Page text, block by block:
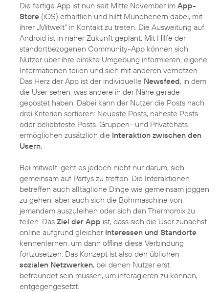
Die fertige App ist nun seit Mitte November im App-
Store (iOS) erhältlich und hilft Münchenern dabei, mit
ihrer „Mitwelt“ in Kontakt zu treten. Die Ausweitung auf
Android ist in naher Zukunft geplant. Mit Hilfe der
standortbezogenen Community-App können sich
Nutzer über ihre direkte Umgebung informieren, eigene
Informationen teilen und sich mit anderen vernetzen.
Das Herz der App ist der individuelle Newsfeed, in dem
die User sehen, was andere in der Nähe gerade
gepostet haben. Dabei kann der Nutzer die Posts nach
drei Kriterien sortieren: Neueste Posts, naheste Posts
oder beliebteste Posts. Gruppen- und Privatchats
ermöglichen zusätzlich die Interaktion zwischen den
Usern.
Bei mitwelt. geht es jedoch nicht nur darum, sich
gemeinsam auf Partys zu treffen. Die Interaktionen
betreffen auch alltägliche Dinge wie gemeinsam joggen
zu gehen, aber auch sich die Bohrmaschine von
jemandem auszuleihen oder sich den Thermomix zu
teilen. Das Ziel der App ist, dass sich die User zunächst
online aufgrund gleicher Interessen und Standorte
kennenlernen, um dann offline diese Verbindung
fortzusetzen. Das Konzept ist also den üblichen
sozialen Netzwerken, bei denen Nutzer erst
befreundet sein müssen, um interagieren zu können,
entgegengesetzt.